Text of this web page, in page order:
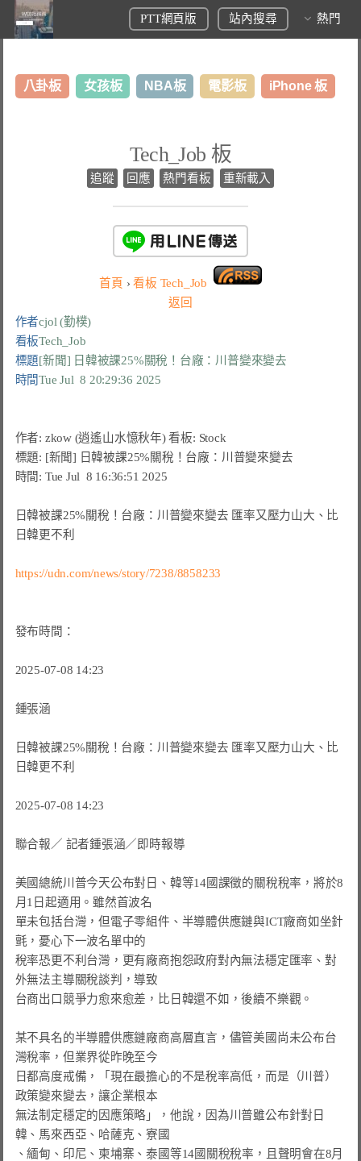
PTT網頁版 站內搜尋 熱門
八卦板 女孩板 NBA板 電影板 iPhone 板
Tech_Job 板
追蹤 回應 熱門看板 重新載入
首頁 › 看板 Tech_Job
返回
作者cjol (勤樸)
看板Tech_Job
標題[新聞] 日韓被課25%關稅！台廠：川普變來變去
時間Tue Jul  8 20:29:36 2025
作者: zkow (逍遙山水憶秋年) 看板: Stock
標題: [新聞] 日韓被課25%關稅！台廠：川普變來變去
時間: Tue Jul  8 16:36:51 2025
日韓被課25%關稅！台廠：川普變來變去 匯率又壓力山大、比
日韓更不利
https://udn.com/news/story/7238/8858233
發布時間：
2025-07-08 14:23
鍾張涵
日韓被課25%關稅！台廠：川普變來變去 匯率又壓力山大、比
日韓更不利
2025-07-08 14:23
聯合報／ 記者鍾張涵／即時報導
美國總統川普今天公布對日、韓等14國課徵的關稅稅率，將於8
月1日起適用。雖然首波名
單未包括台灣，但電子零組件、半導體供應鏈與ICT廠商如坐針
氈，憂心下一波名單中的
稅率恐更不利台灣，更有廠商抱怨政府對內無法穩定匯率、對
外無法主導關稅談判，導致
台商出口競爭力愈來愈差，比日韓還不如，後續不樂觀。
某不具名的半導體供應鏈廠商高層直言，儘管美國尚未公布台
灣稅率，但業界從昨晚至今
日都高度戒備，「現在最擔心的不是稅率高低，而是（川普）
政策變來變去，讓企業根本
無法制定穩定的因應策略」，他說，因為川普雖公布針對日
韓、馬來西亞、哈薩克、寮國
、緬甸、印尼、柬埔寨、泰國等14國關稅稅率，且聲明會在8月